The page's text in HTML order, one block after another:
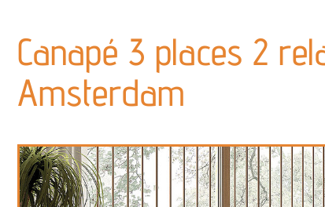
Canapé 3 places 2
Amsterdam